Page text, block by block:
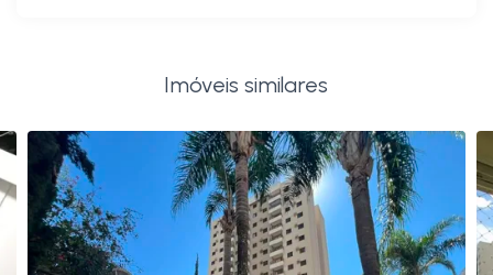
Imóveis similares